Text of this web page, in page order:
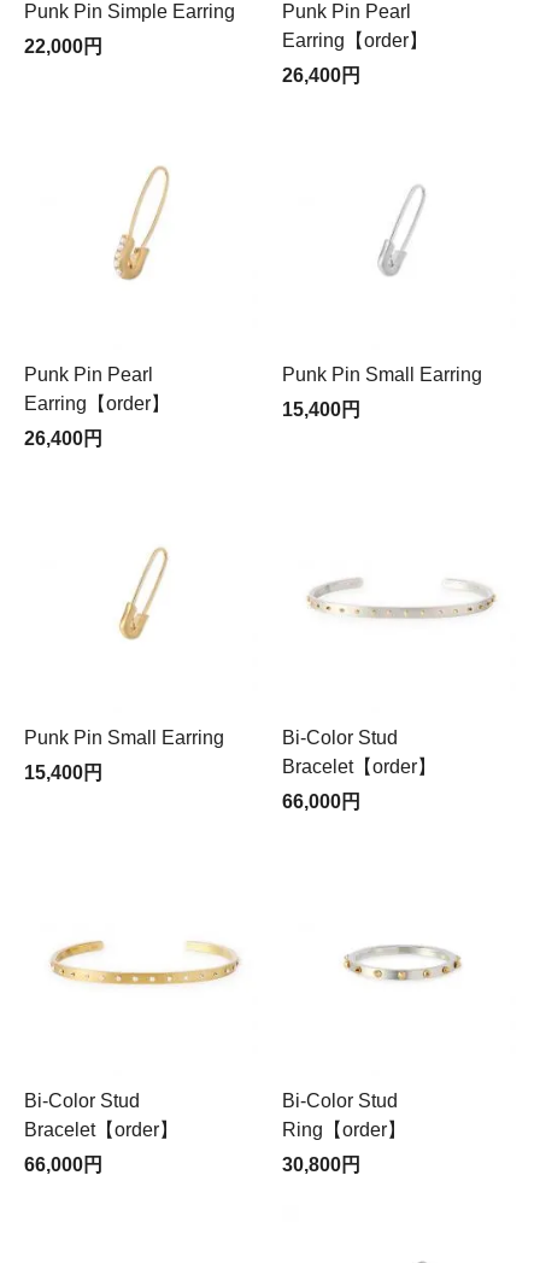
Punk Pin Simple Earring
22,000円
Punk Pin Pearl
Earring【order】
26,400円
Punk Pin Pearl
Earring【order】
26,400円
Punk Pin Small Earring
15,400円
Punk Pin Small Earring
15,400円
Bi-Color Stud
Bracelet【order】
66,000円
Bi-Color Stud
Bracelet【order】
66,000円
Bi-Color Stud
Ring【order】
30,800円